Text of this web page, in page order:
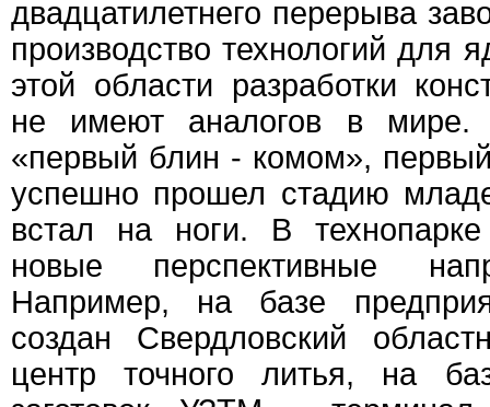
двадцатилетнего перерыва
производство технологий для
этой области разработки
не имеют аналогов в мире.
«первый блин - комом»,
успешно прошел стадию
встал на ноги. В
новые перспективные
Например, на базе
создан Свердловский
центр точного литья, на